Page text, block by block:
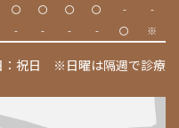
〇 〇 〇 〇 -
-
- - - - 〇 ※
：祝日 ※日曜は隔週で診療